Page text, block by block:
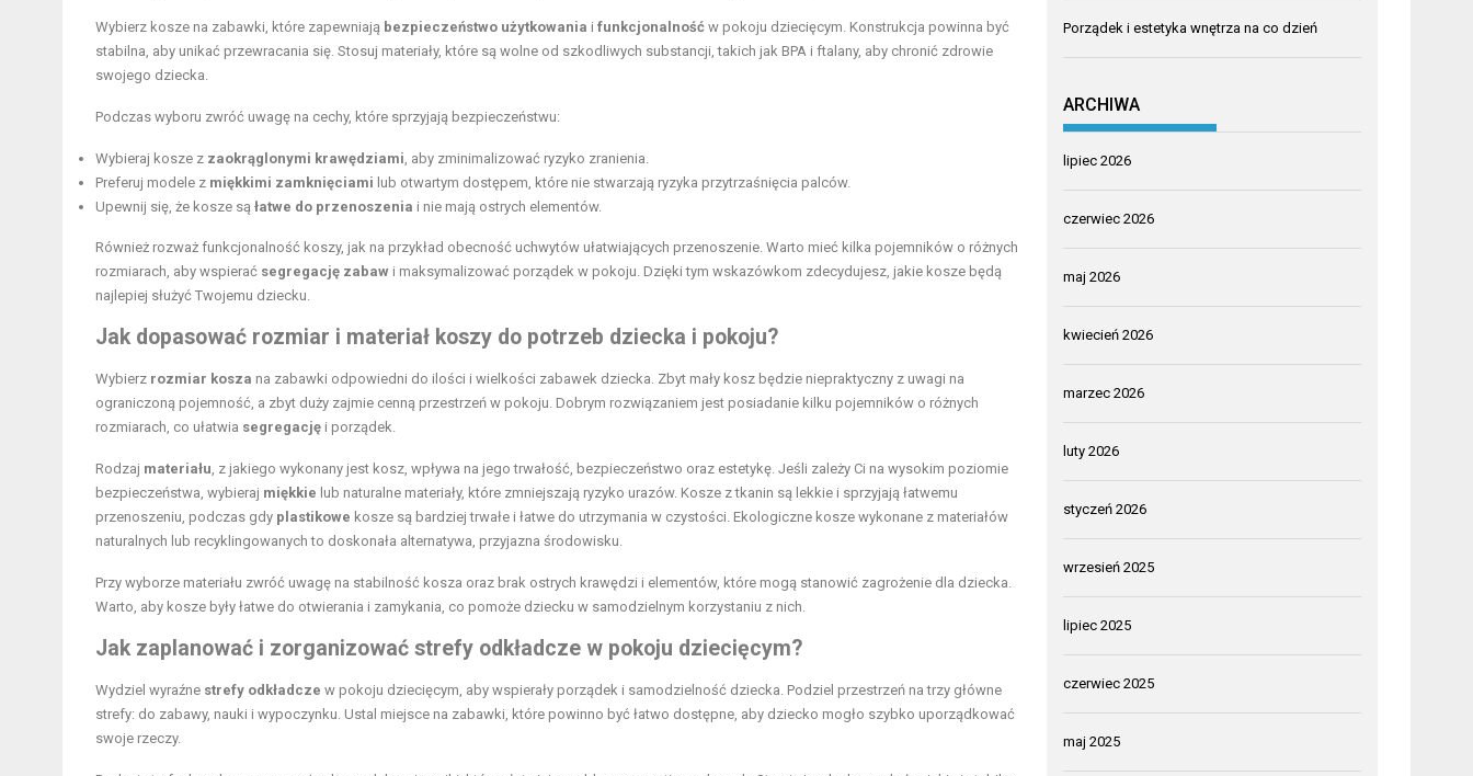
Wybierz kosze na zabawki, które zapewniają bezpieczeństwo użytkowania i funkcjonalność w pokoju dziecięcym. Konstrukcja powinna być
stabilna, aby unikać przewracania się. Stosuj materiały, które są wolne od szkodliwych substancji, takich jak BPA i ftalany, aby chronić zdrowie
swojego dziecka.
Podczas wyboru zwróć uwagę na cechy, które sprzyjają bezpieczeństwu:
Wybieraj kosze z zaokrąglonymi krawędziami, aby zminimalizować ryzyko zranienia.
Preferuj modele z miękkimi zamknięciami lub otwartym dostępem, które nie stwarzają ryzyka przytrzaśnięcia palców.
Upewnij się, że kosze są łatwe do przenoszenia i nie mają ostrych elementów.
Również rozważ funkcjonalność koszy, jak na przykład obecność uchwytów ułatwiających przenoszenie. Warto mieć kilka pojemników o różnych
rozmiarach, aby wspierać segregację zabaw i maksymalizować porządek w pokoju. Dzięki tym wskazówkom zdecydujesz, jakie kosze będą
najlepiej służyć Twojemu dziecku.
Jak dopasować rozmiar i materiał koszy do potrzeb dziecka i pokoju?
Wybierz rozmiar kosza na zabawki odpowiedni do ilości i wielkości zabawek dziecka. Zbyt mały kosz będzie niepraktyczny z uwagi na
ograniczoną pojemność, a zbyt duży zajmie cenną przestrzeń w pokoju. Dobrym rozwiązaniem jest posiadanie kilku pojemników o różnych
rozmiarach, co ułatwia segregację i porządek.
Rodzaj materiału, z jakiego wykonany jest kosz, wpływa na jego trwałość, bezpieczeństwo oraz estetykę. Jeśli zależy Ci na wysokim poziomie
bezpieczeństwa, wybieraj miękkie lub naturalne materiały, które zmniejszają ryzyko urazów. Kosze z tkanin są lekkie i sprzyjają łatwemu
przenoszeniu, podczas gdy plastikowe kosze są bardziej trwałe i łatwe do utrzymania w czystości. Ekologiczne kosze wykonane z materiałów
naturalnych lub recyklingowanych to doskonała alternatywa, przyjazna środowisku.
Przy wyborze materiału zwróć uwagę na stabilność kosza oraz brak ostrych krawędzi i elementów, które mogą stanowić zagrożenie dla dziecka.
Warto, aby kosze były łatwe do otwierania i zamykania, co pomoże dziecku w samodzielnym korzystaniu z nich.
Jak zaplanować i zorganizować strefy odkładcze w pokoju dziecięcym?
Wydziel wyraźne strefy odkładcze w pokoju dziecięcym, aby wspierały porządek i samodzielność dziecka. Podziel przestrzeń na trzy główne
strefy: do zabawy, nauki i wypoczynku. Ustal miejsce na zabawki, które powinno być łatwo dostępne, aby dziecko mogło szybko uporządkować
swoje rzeczy.
Porządek i estetyka wnętrza na co dzień
ARCHIWA
lipiec 2026
czerwiec 2026
maj 2026
kwiecień 2026
marzec 2026
luty 2026
styczeń 2026
wrzesień 2025
lipiec 2025
czerwiec 2025
maj 2025